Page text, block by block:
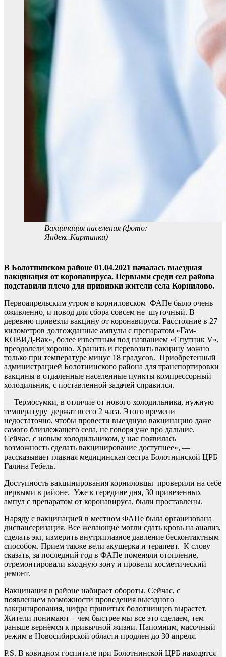
Вакцинация населения (фото:
Яндекс.Картинки)
В Болотнинском районе 01.04.2021 началась выездная
вакцинация от коронавируса. Первыми среди сел района
подставили плечо для прививки жители села Корнилово.
Первоапрельским утром в корниловском ФАПе было очень
оживленно, и повод для сбора совсем не шуточный. В
деревню привезли вакцину от коронавируса. Расстояние в 27
километров долгожданные ампулы с препаратом «Гам-
КОВИД-Вак», более известным под названием «Спутник V»,
преодолели хорошо. Хранить и перевозить вакцину можно
только при температуре минус 18 градусов. Приобретенный
администрацией Болотнинского района для транспортировки
вакцины в отдаленные населенные пункты компрессорный
холодильник, с поставленной задачей справился.
— Термосумки, в отличие от нового холодильника, нужную
температуру держат всего 2 часа. Этого времени
недостаточно, чтобы провести выездную вакцинацию даже
самого близлежащего села, не говоря уже про дальние.
Сейчас, с новым холодильником, у нас появилась
возможность сделать вакцинирование доступнее», —
рассказывает главная медицинская сестра Болотнинской ЦРБ
Галина Гебель.
Доступность вакцинирования корниловцы проверили на себе
первыми в районе. Уже к середине дня, 30 привезенных
ампул с препаратом от коронавируса, были проставлены.
Наряду с вакцинацией в местном ФАПе была организована
диспансеризация. Все желающие могли сдать кровь на анализ,
сделать экг, измерить внутриглазное давление бесконтактным
способом. Прием также вели акушерка и терапевт. К слову
сказать, за последний год в ФАПе поменяли отопление,
отремонтировали входную зону и провели косметический
ремонт.
Вакцинация в районе набирает обороты. Сейчас, с
появлением возможности проведения выездного
вакцинирования, цифра привитых болотнинцев вырастет.
Жители понимают – чем быстрее мы все это сделаем, тем
раньше вернёмся к привычной жизни. Напомним, масочный
режим в Новосибирской области продлен до 30 апреля.
P.S. В ковидном госпитале при Болотнинской ЦРБ находятся